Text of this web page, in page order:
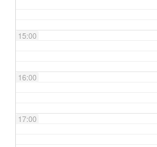
15:00
16:00
17:00